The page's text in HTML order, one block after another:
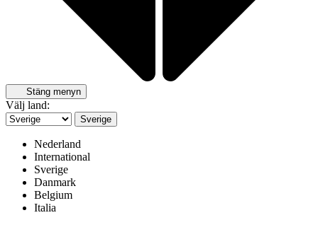
Stäng menyn
Välj land:
Sverige
Nederland
International
Sverige
Danmark
Belgium
Italia